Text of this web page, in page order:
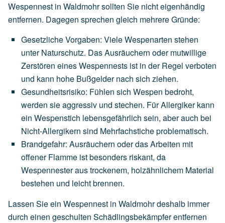
Wespennest in Waldmohr sollten Sie nicht eigenhändig
entfernen. Dagegen sprechen gleich mehrere Gründe:
Gesetzliche Vorgaben: VieleWespenarten stehen
unter Naturschutz. DasAusräuchern oder mutwillige
Zerstören einesWespennests ist in der Regel verboten
und kann hohe Bußgelder nach sich ziehen.
Gesundheitsrisiko: Fühlen sich Wespen bedroht,
werden sieaggressiv und stechen. FürAllergiker kann
ein Wespenstich lebensgefährlich sein, aberauch bei
Nicht-Allergikern sind Mehrfachsticheproblematisch.
Brandgefahr: Ausräuchern oderdasArbeiten mit
offener Flamme istbesonders riskant, da
Wespennesteraustrockenem, holzähnlichem Material
bestehen und leichtbrennen.
Lassen Sie ein Wespennest in Waldmohr deshalb immer
durch einen geschulten Schädlingsbekämpfer entfernen